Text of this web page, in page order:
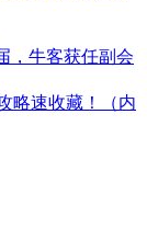
，牛客获任副会
略速收藏！（内